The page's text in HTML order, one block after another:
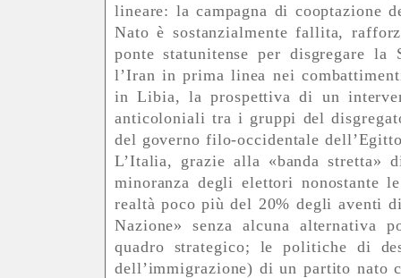
lineare: la campagna di cooptazione
Nato è sostanzialmente fallita,
ponte statunitense per disgregare
l’Iran in prima linea nei
in Libia, la prospettiva di un
anticoloniali tra i gruppi del
del governo filo-occidentale
L’Italia, grazie alla «banda stretta»
minoranza degli elettori nonostante
realtà poco più del 20% degli aventi
Nazione» senza alcuna alternativa
quadro strategico; le politiche di
dell’immigrazione) di un partito nato